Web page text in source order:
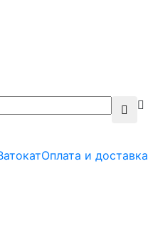
Оплата и доставка